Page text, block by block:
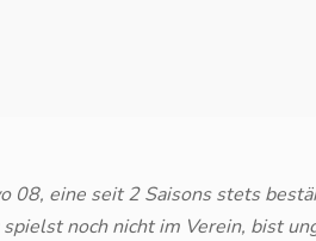
08, eine seit 2 Saisons stets
noch nicht im Verein, bist